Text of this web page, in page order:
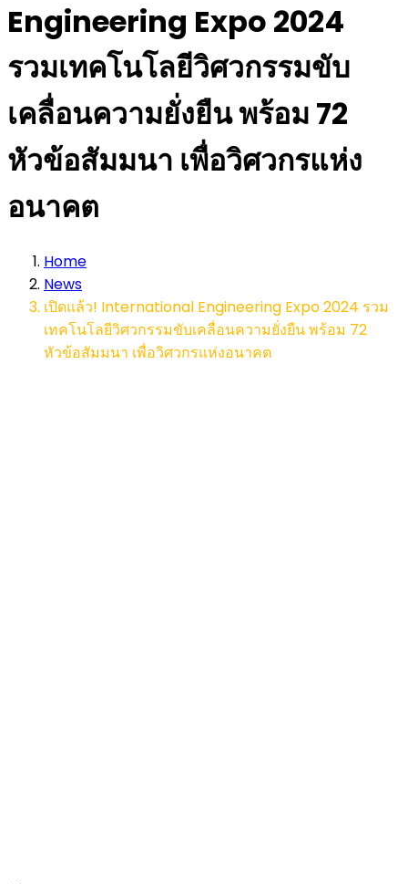
Engineering Expo 2024
รวมเทคโนโลยีวิศวกรรมขับ
เคลื่อนความยั่งยืน พร้อม 72
หัวข้อสัมมนา เพื่อวิศวกรแห่ง
อนาคต
Home
News
เปิดแล้ว! International Engineering Expo 2024 รวม
เทคโนโลยีวิศวกรรมขับเคลื่อนความยั่งยืน พร้อม 72
หัวข้อสัมมนา เพื่อวิศวกรแห่งอนาคต